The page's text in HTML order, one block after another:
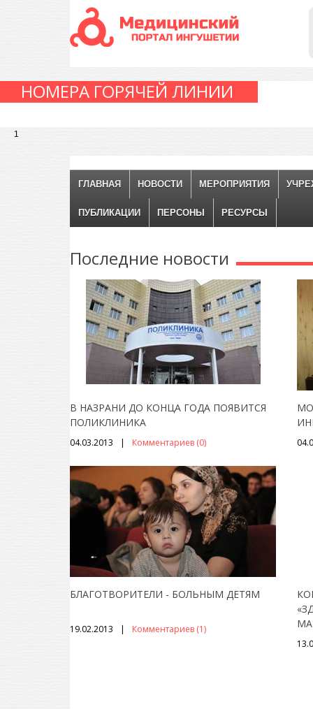
НОМЕРА ГОРЯЧЕЙ ЛИНИИ
1
ГЛАВНАЯ НОВОСТИ МЕРОПРИЯТИЯ
ПУБЛИКАЦИИ ПЕРСОНЫ РЕСУРСЫ
Последние новости
В НАЗРАНИ ДО КОНЦА ГОДА ПОЯВИТСЯ
ПОЛИКЛИНИКА
04.03.2013 Комментариев (0)
БЛАГОТВОРИТЕЛИ - БОЛЬНЫМ ДЕТЯМ
19.02.2013 Комментариев (1)